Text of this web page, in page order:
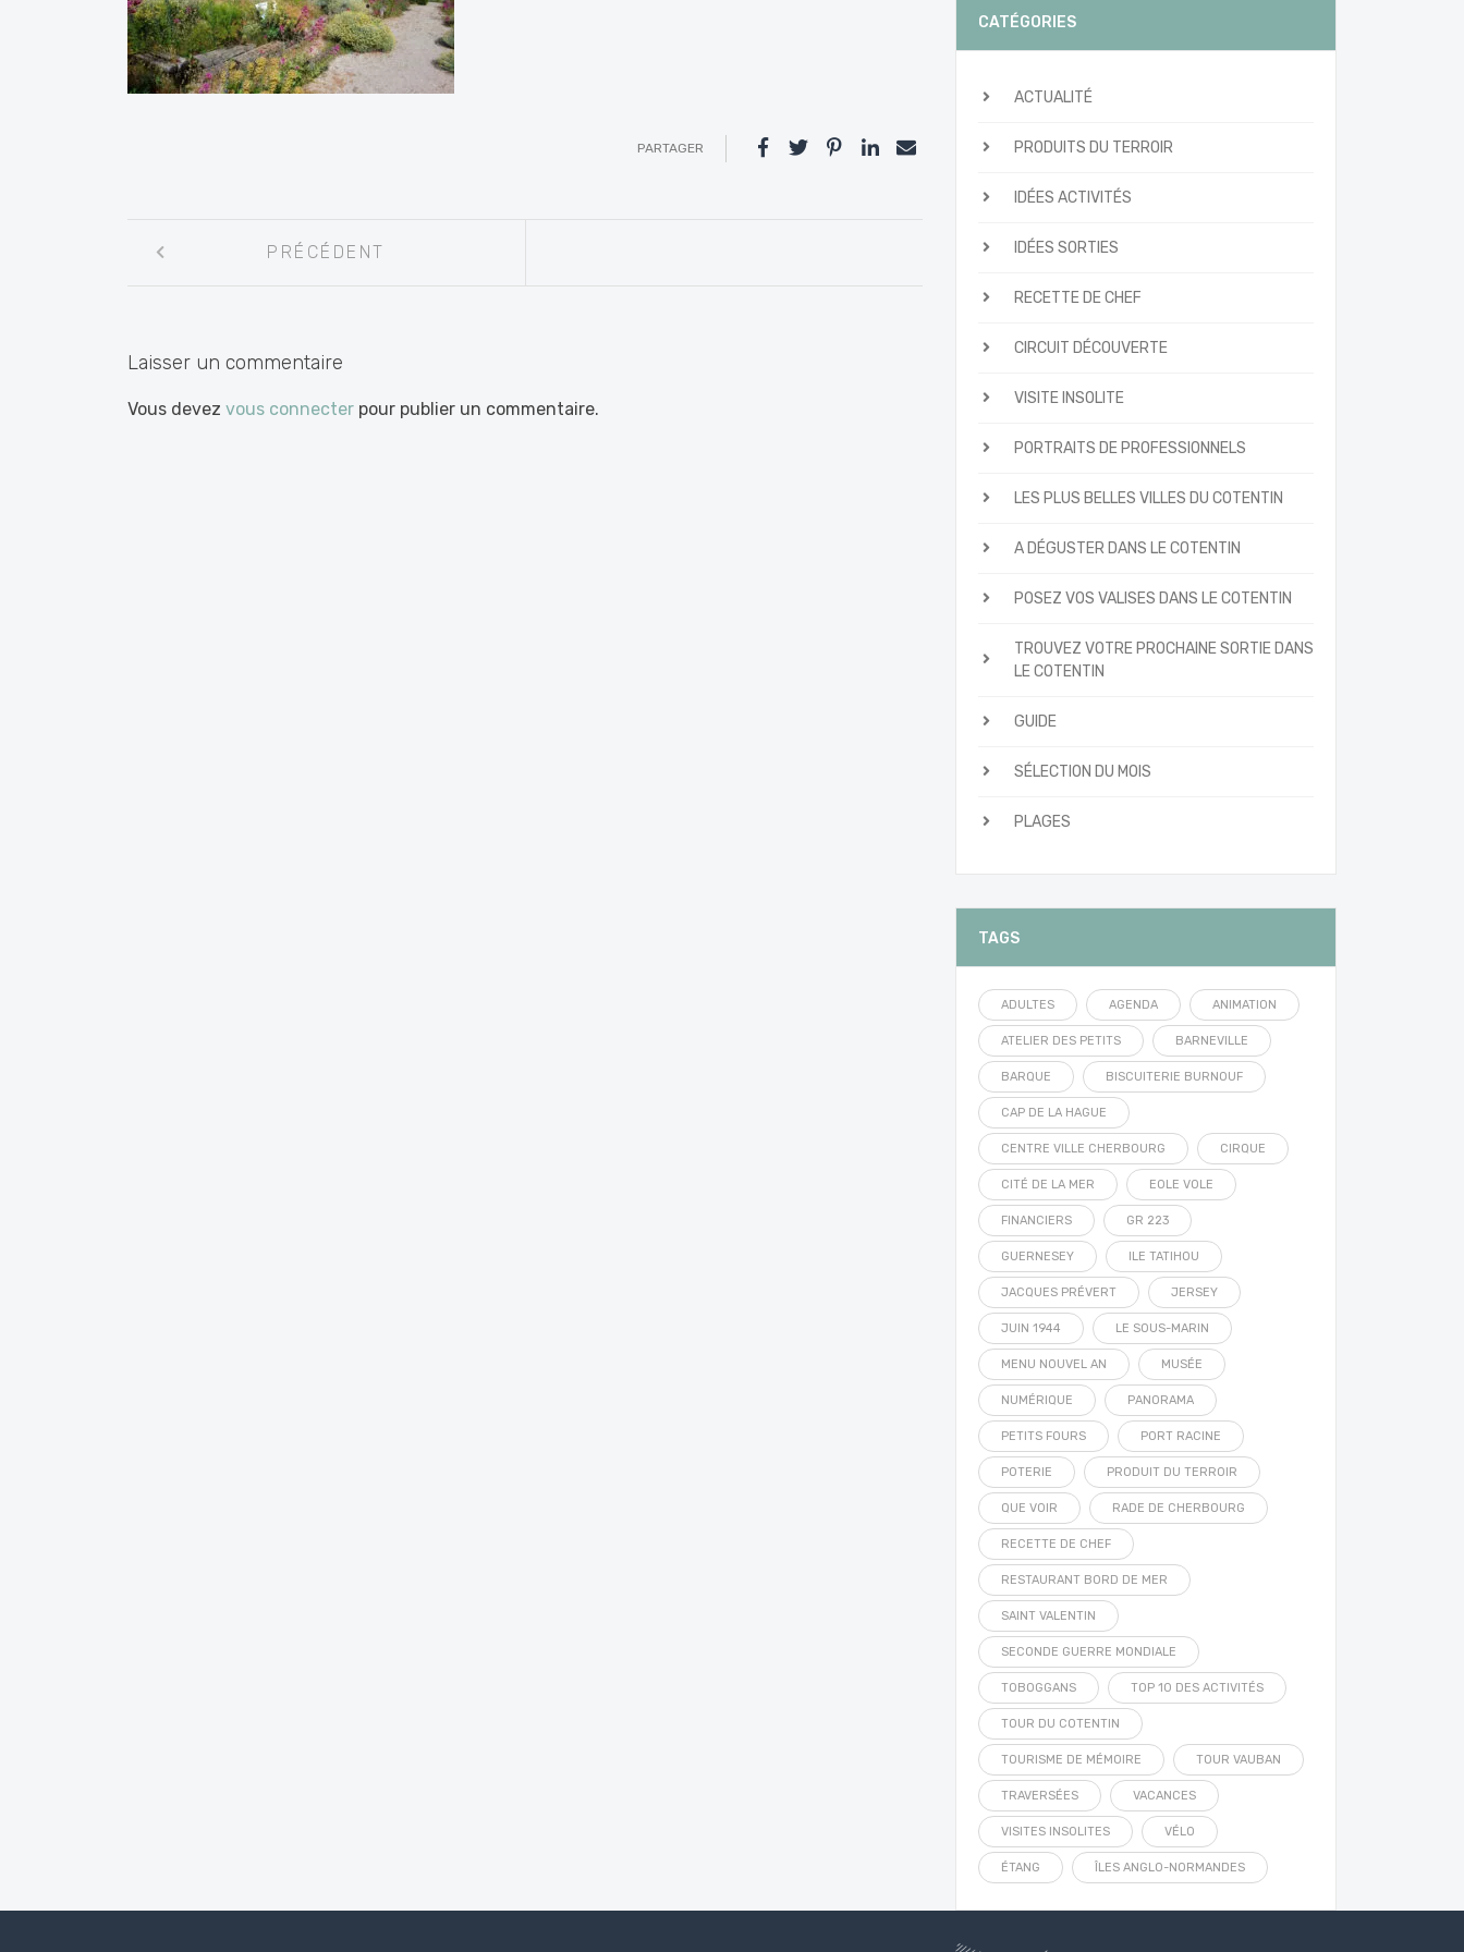
PARTAGER
entre
PRÉCÉDENT
Laisser un commentaire
Vous devez vous connecter pour publier un commentaire.
CATÉGORIES
ACTUALITÉ
PRODUITS DU TERROIR
IDÉES ACTIVITÉS
IDÉES SORTIES
RECETTE DE CHEF
CIRCUIT DÉCOUVERTE
VISITE INSOLITE
PORTRAITS DE PROFESSIONNELS
LES PLUS BELLES VILLES DU COTENTIN
A DÉGUSTER DANS LE COTENTIN
POSEZ VOS VALISES DANS LE COTENTIN
TROUVEZ VOTRE PROCHAINE SORTIE DANS
LE COTENTIN
GUIDE
SÉLECTION DU MOIS
PLAGES
TAGS
ADULTES AGENDA ANIMATION
ATELIER DES PETITS BARNEVILLE
BARQUE BISCUITERIE BURNOUF
CAP DE LA HAGUE
CENTRE VILLE CHERBOURG CIRQUE
CITÉ DE LA MER EOLE VOLE
FINANCIERS GR 223
GUERNESEY ILE TATIHOU
JACQUES PRÉVERT JERSEY
JUIN 1944 LE SOUS-MARIN
MENU NOUVEL AN MUSÉE
NUMÉRIQUE PANORAMA
PETITS FOURS PORT RACINE
POTERIE PRODUIT DU TERROIR
QUE VOIR RADE DE CHERBOURG
RECETTE DE CHEF
RESTAURANT BORD DE MER
SAINT VALENTIN
SECONDE GUERRE MONDIALE
TOBOGGANS TOP 10 DES ACTIVITÉS
TOUR DU COTENTIN
TOURISME DE MÉMOIRE TOUR VAUBAN
TRAVERSÉES VACANCES
VISITES INSOLITES VÉLO
ÉTANG ÎLES ANGLO-NORMANDES